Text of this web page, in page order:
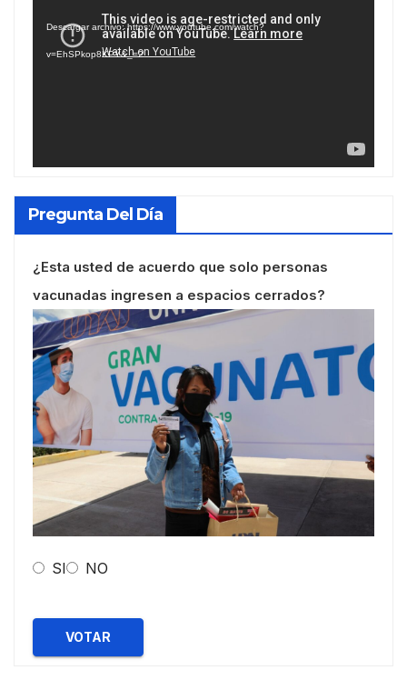
vídeo
Descargar archivo: https://www.youtube.com/watch?
v=EhSPkop8KPY&_=2
Pregunta Del Día
¿Esta usted de acuerdo que solo personas
vacunadas ingresen a espacios cerrados?
SI NO
VOTAR